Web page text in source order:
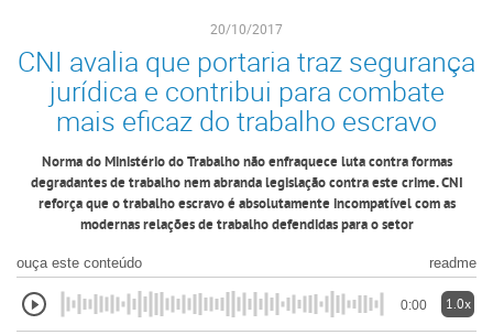
20/10/2017
CNI avalia que portaria traz segurança
jurídica e contribui para combate
mais eficaz do trabalho escravo
Norma do Ministério do Trabalho não enfraquece luta contra formas
degradantes de trabalho nem abranda legislação contra este crime. CNI
reforça que o trabalho escravo é absolutamente incompatível com as
modernas relações de trabalho defendidas para o setor
ouça este conteúdo readme
0:00 1.0x